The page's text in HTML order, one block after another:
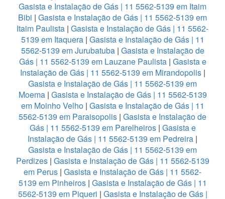
Gasista e Instalação de Gás | 11 5562-5139 em Itaim
Bibi | Gasista e Instalação de Gás | 11 5562-5139 em
Itaim Paulista | Gasista e Instalação de Gás | 11 5562-
5139 em Itaquera| Gasista e Instalação de Gás | 11
5562-5139 em Jurubatuba| Gasista e Instalação de
Gás | 11 5562-5139 em Lauzane Paulista | Gasista e
Instalação de Gás | 11 5562-5139 em Mirandopolis|
Gasista e Instalação de Gás | 11 5562-5139 em
Moema| Gasista e Instalação de Gás | 11 5562-5139
em Moinho Velho | Gasista e Instalação de Gás | 11
5562-5139 em Paraisopolis | Gasista e Instalação de
Gás | 11 5562-5139 em Parelheiros| Gasista e
Instalação de Gás | 11 5562-5139 em Pedreira |
Gasista e Instalação de Gás | 11 5562-5139 em
Perdizes| Gasista e Instalação de Gás | 11 5562-5139
em Perus | Gasista e Instalação de Gás | 11 5562-
5139 em Pinheiros| Gasista e Instalação de Gás | 11
5562-5139 em Piqueri | Gasista e Instalação de Gás |